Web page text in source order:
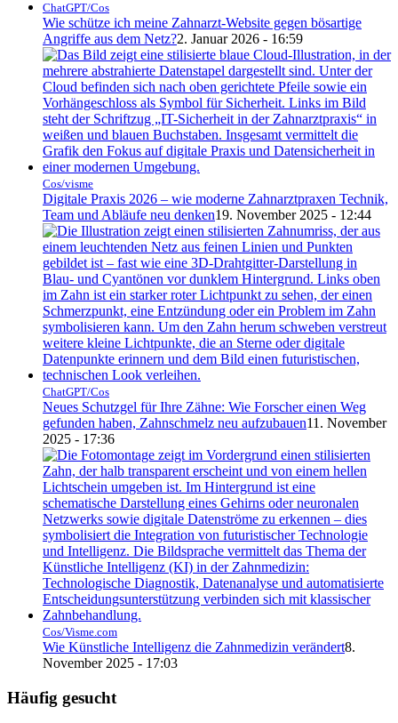
ChatGPT/Cos
Wie schütze ich meine Zahnarzt-Website gegen bösartige
Angriffe aus dem Netz?2. Januar 2026 - 16:59
Cos/visme
Digitale Praxis 2026 – wie moderne Zahnarztpraxen Technik,
Team und Abläufe neu denken19. November 2025 - 12:44
ChatGPT/Cos
Neues Schutzgel für Ihre Zähne: Wie Forscher einen Weg
gefunden haben, Zahnschmelz neu aufzubauen11. November
2025 - 17:36
Cos/Visme.com
Wie Künstliche Intelligenz die Zahnmedizin verändert8.
November 2025 - 17:03
Häufig gesucht